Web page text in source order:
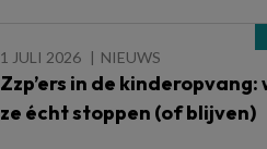
1 JULI 2026 NIEUWS
Zzp’ers in de kinderopvang:
ze écht stoppen (of blijven)